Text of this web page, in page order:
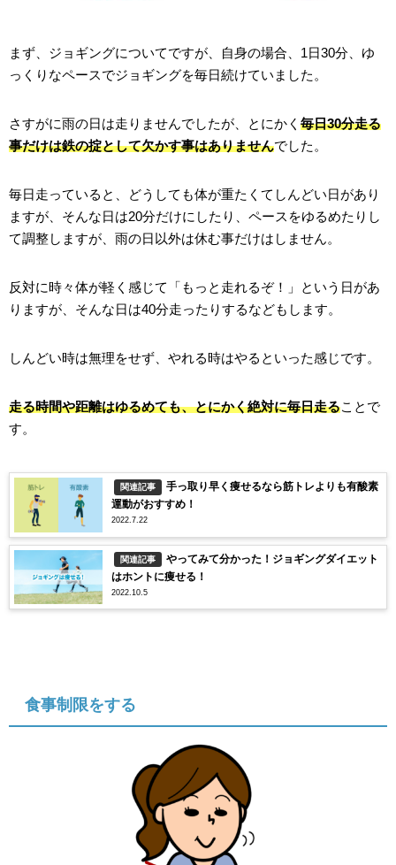
まず、ジョギングについてですが、自身の場合、1日30分、ゆ
っくりなペースでジョギングを毎日続けていました。
さすがに雨の日は走りませんでしたが、とにかく 毎日30分走る
事だけは鉄の掟として欠かす事はありませんでした。
毎日走っていると、どうしても体が重たくてしんどい日があり
ますが、そんな日は20分だけにしたり、ペースをゆるめたりし
て調整しますが、雨の日以外は休む事だけはしません。
反対に時々体が軽く感じて「もっと走れるぞ！」という日があ
りますが、そんな日は40分走ったりするなどもします。
しんどい時は無理をせず、やれる時はやるといった感じです。
走る時間や距離はゆるめても、とにかく絶対に毎日走る ことで
す。
関連記事
手っ取り早く痩せるなら筋トレよりも有酸素
運動がおすすめ！
2022.7.22
関連記事
やってみて分かった！ジョギングダイエット
はホントに痩せる！
2022.10.5
食事制限をする